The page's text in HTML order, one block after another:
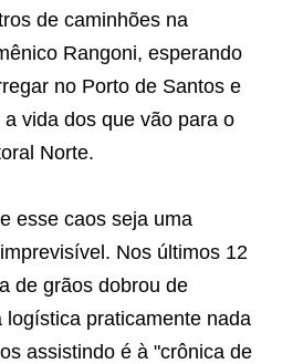
de caminhões na
Rangoni, esperando
no Porto de Santos e
vida dos que vão para o
Norte.
esse caos seja uma
Nos últimos 12
de grãos dobrou de
logística praticamente nada
assistindo é à "crônica de